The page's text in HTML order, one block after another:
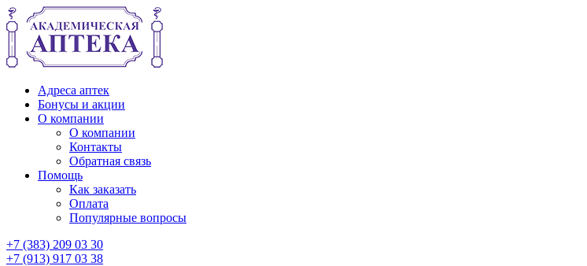
Адреса аптек
Бонусы и акции
О компании
О компании
Контакты
Обратная связь
Помощь
Как заказать
Оплата
Популярные вопросы
+7 (383) 209 03 30
+7 (913) 917 03 38